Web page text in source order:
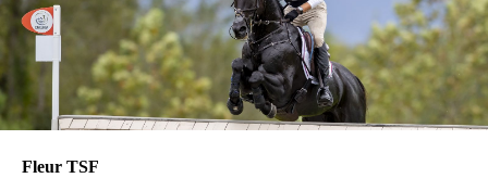
Fleur TSF